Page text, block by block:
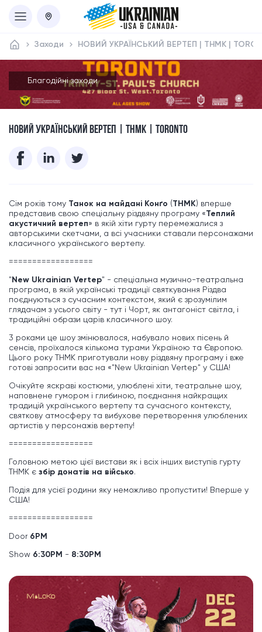
Заходи НОВИЙ УКРАЇНСЬКИЙ ВЕРТЕП | ТНМК |
Благодійні заходи
НОВИЙ УКРАЇНСЬКИЙ ВЕРТЕП | ТНМК | TORONTO
Сім років тому Танок на майдані Конґо (ТНМК) вперше
представив свою спеціальну різдвяну програму «Теплий
акустичний вертеп» в якій хіти гурту перемежалися з
авторськими скетчами, а всі учасники ставали персонажами
класичного українського вертепу.
==================
"New Ukrainian Vertep" - спеціальна музично-театральна
програма, в якій українські традиції святкування Різдва
поєднуються з сучасним контекстом, який є зрозумілим
глядачам з усього світу - тут і Чорт, як антагоніст світла, і
традиційні образи царів класичного шоу.
3 роками це шоу змінювалося, набувало нових пісень й
сенсів, проїхалося кількома турами Україною та Європою.
Цього року THMK приготували нову різдвяну програму і вже
готові запросити вас на «"New Ukrainian Vertep" у США!
Очікуйте яскраві костюми, улюблені хіти, театральне шоу,
наповнене гумором і глибиною, поєднання найкращих
традицій українського вертепу та сучасного контексту,
святкову атмосферу та вибухове перетворення улюблених
артистів у персонажів вертепу!
==================
Головною метою цієї вистави як і всіх інших виступів гурту
ТНМК є збір донатів на військо.
Подія для усієї родини яку неможливо пропустити! Вперше у
США!
==================
Door 6PM
Show 6:30PM - 8:30PM